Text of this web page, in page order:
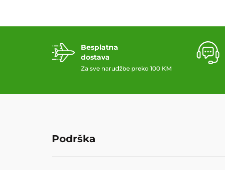
Besplatna
dostava
Za sve narudžbe preko 100 KM
Podrška